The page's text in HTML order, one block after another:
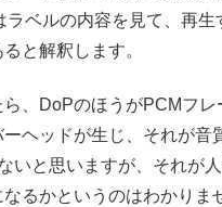
ラベルの内容を見て、再生
と解釈します。
ら、DoPのほうがPCMフレ
ヘッドが生じ、それが音
いと思いますが、それが
なるかというのはわかりま